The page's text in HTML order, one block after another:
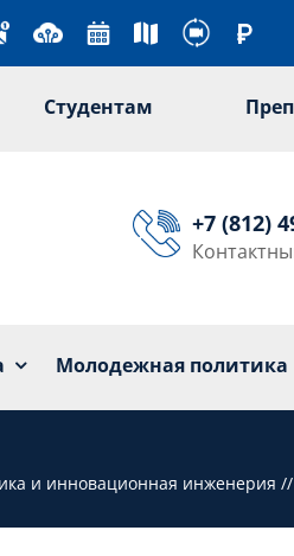
Студентам
+7 (812)
Молодежная политика
Университет
и инновационная инженерия